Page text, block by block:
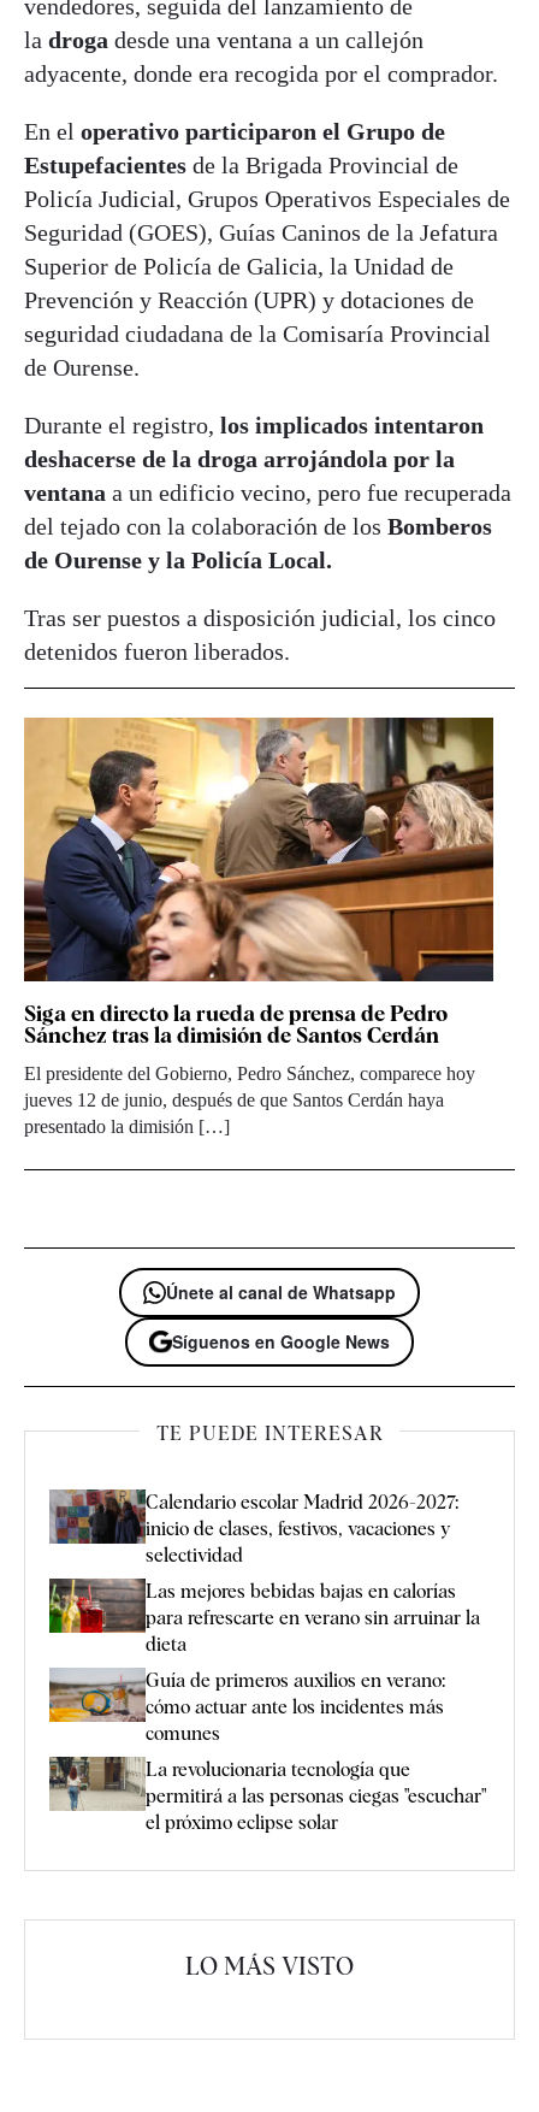
vendedores, seguida del lanzamiento de
la droga desde una ventana a un callejón
adyacente, donde era recogida por el comprador.
En el operativo participaron el Grupo de
Estupefacientes de la Brigada Provincial de
Policía Judicial, Grupos Operativos Especiales de
Seguridad (GOES), Guías Caninos de la Jefatura
Superior de Policía de Galicia, la Unidad de
Prevención y Reacción (UPR) y dotaciones de
seguridad ciudadana de la Comisaría Provincial
de Ourense.
Durante el registro, los implicados intentaron
deshacerse de la droga arrojándola por la
ventana a un edificio vecino, pero fue recuperada
del tejado con la colaboración de los Bomberos
de Ourense y la Policía Local.
Tras ser puestos a disposición judicial, los cinco
detenidos fueron liberados.
Siga en directo la rueda de prensa de Pedro
Sánchez tras la dimisión de Santos Cerdán
El presidente del Gobierno, Pedro Sánchez, comparece hoy
jueves 12 de junio, después de que Santos Cerdán haya
presentado la dimisión […]
Únete al canal de Whatsapp
Síguenos en Google News
TE PUEDE INTERESAR
Calendario escolar Madrid 2026-2027:
inicio de clases, festivos, vacaciones y
selectividad
Las mejores bebidas bajas en calorías
para refrescarte en verano sin arruinar la
dieta
Guía de primeros auxilios en verano:
cómo actuar ante los incidentes más
comunes
La revolucionaria tecnología que
permitirá a las personas ciegas "escuchar"
el próximo eclipse solar
LO MÁS VISTO